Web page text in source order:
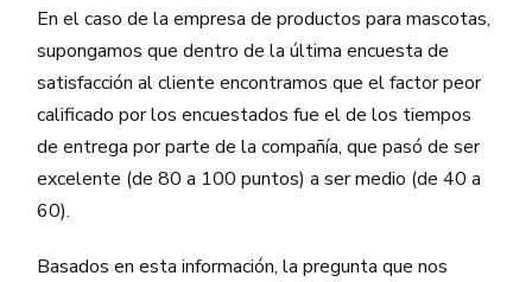
En el caso de la empresa de productos para mascotas,
supongamos que dentro de la última encuesta de
satisfacción al cliente encontramos que el factor peor
calificado por los encuestados fue el de los tiempos
de entrega por parte de la compañía, que pasó de ser
excelente (de 80 a 100 puntos) a ser medio (de 40 a
60).
Basados en esta información, la pregunta que nos